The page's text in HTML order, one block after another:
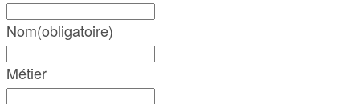
Nom(obligatoire)
Métier